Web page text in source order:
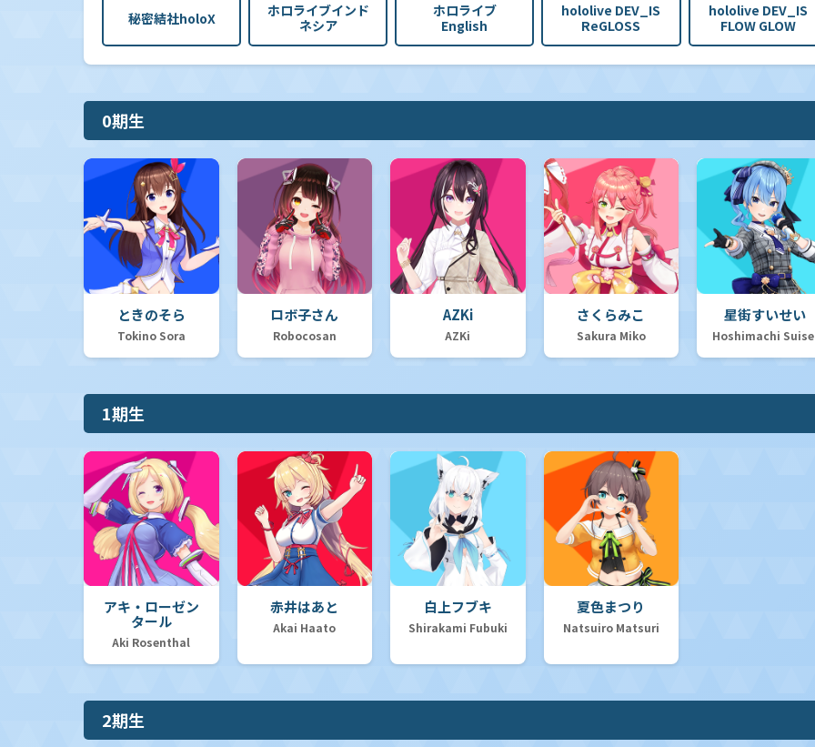
秘密結社holoX
ホロライブインド
ネシア
ホロライブ
English
hololive DEV_IS
ReGLOSS
hololive DEV_IS
FLOW GLOW
0期生
ときのそら
Tokino Sora
ロボ子さん
Robocosan
AZKi
AZKi
さくらみこ
Sakura Miko
星街すいせい
Hoshimachi
1期生
アキ・ローゼン
タール
Aki Rosenthal
赤井はあと
Akai Haato
白上フブキ
Shirakami Fubuki
夏色まつり
Natsuiro Matsuri
2期生